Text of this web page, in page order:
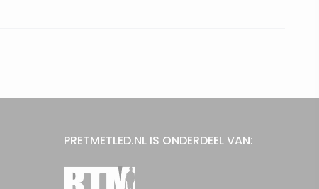
PRETMETLED.NL IS ONDERDEEL VAN: